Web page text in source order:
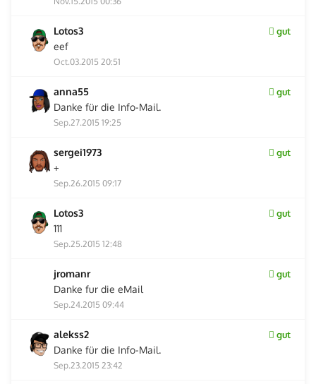
Lotos3 gut
eef
Oct.03.2015 20:51
anna55 gut
Danke für die Info-Mail.
Sep.27.2015 19:25
sergei1973 gut
+
Sep.26.2015 09:17
Lotos3 gut
111
Sep.25.2015 12:48
jromanr gut
Danke fur die eMail
Sep.24.2015 09:44
alekss2 gut
Danke für die Info-Mail.
Sep.23.2015 23:42